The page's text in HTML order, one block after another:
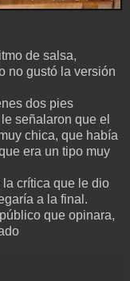
de salsa,
no gustó la versión
dos pies
señalaron que el
chica, que había
era un tipo muy
crítica que le dio
a la final.
que opinara,